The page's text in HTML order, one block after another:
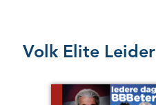
Volk Elite Leider